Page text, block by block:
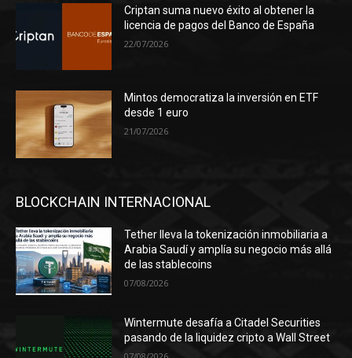
Criptan suma nuevo éxito al obtener la
licencia de pagos del Banco de España
22/07/2026
Mintos democratiza la inversión en ETF
desde 1 euro
21/07/2026
BLOCKCHAIN INTERNACIONAL
Tether lleva la tokenización inmobiliaria a
Arabia Saudí y amplía su negocio más allá
de las stablecoins
07/08/2026
Wintermute desafía a Citadel Securities
pasando de la liquidez cripto a Wall Street